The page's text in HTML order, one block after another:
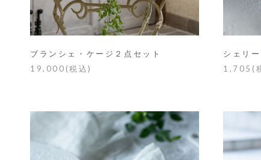
ブランシェ・ケージ２点セット
19,000(税込)
シェリ
1,705(